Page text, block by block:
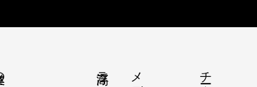
チーム紹介
路